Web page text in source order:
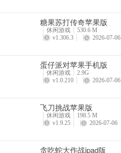
糖果苏打传奇苹果版
休闲游戏
530.6 M
v1.306.3
2026-07-06
蛋仔派对苹果手机版
休闲游戏
2.9G
v1.0.210
2026-07-06
飞刀挑战苹果版
休闲游戏
198.5 M
v1.9.25
2026-07-06
贪吃蛇大作战ipad版